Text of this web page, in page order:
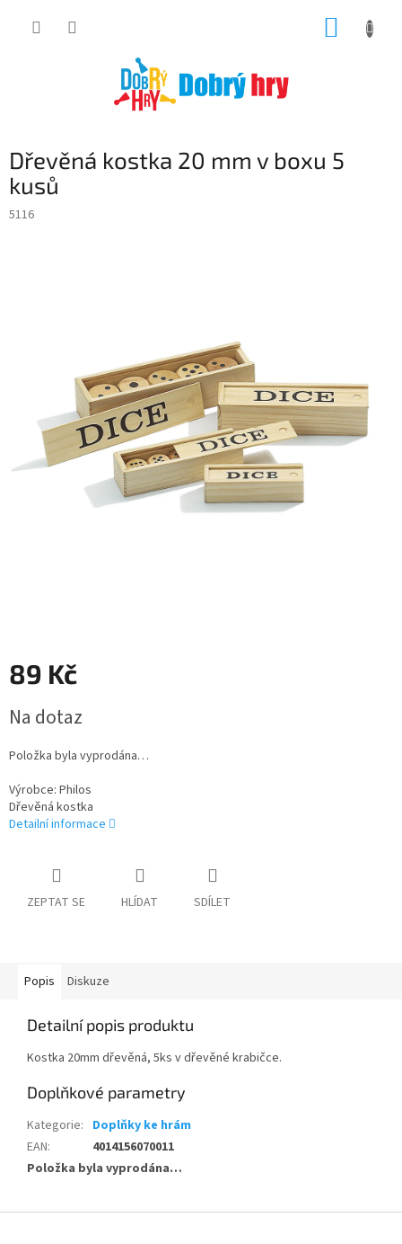
Dřevěná kostka 20 mm v boxu 5
kusů
5116
89 Kč
cena:
Na dotaz
Položka byla vyprodána…
Výrobce: Philos
Dřevěná kostka
Detailní informace
ZEPTAT SE HLÍDAT SDÍLET
Popis Diskuze
Detailní popis produktu
Kostka 20mm dřevěná, 5ks v dřevěné krabičce.
Doplňkové parametry
Kategorie: Doplňky ke hrám
EAN:
4014156070011
Položka byla vyprodána…